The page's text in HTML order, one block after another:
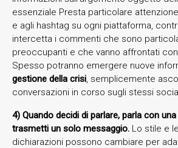
essenziale Presta particolare
e agli hashtag su ogni piattaforma,
intercetta i commenti che sono
preoccupanti e che vanno affrontati
Spesso potranno emergere nuove
gestione della crisi, semplicemente
conversazioni in corso sugli stessi
4) Quando decidi di parlare, parla con
trasmetti un solo messaggio. Lo stile e
dichiarazioni possono cambiare per